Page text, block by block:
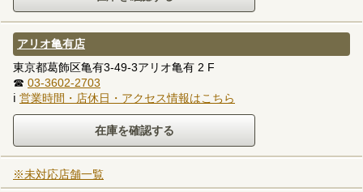
アリオ亀有店
東京都葛飾区亀有3-49-3アリオ亀有 2 F
☎ 03-3602-2703
ℹ 営業時間・店休日・アクセス情報はこちら
※未対応店舗一覧